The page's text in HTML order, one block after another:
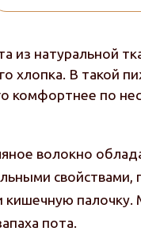
из натуральной
хлопка. В такой
комфортнее по
волокно
свойствами,
кишечную
пота.